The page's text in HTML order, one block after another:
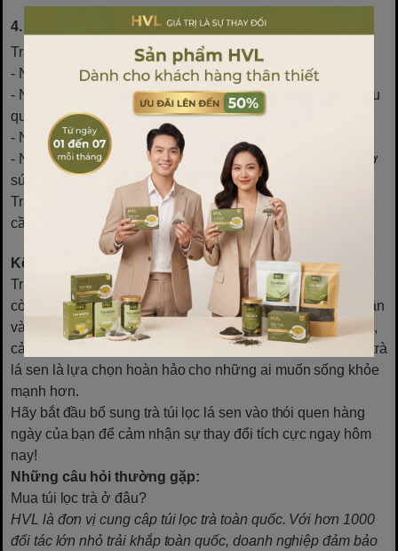
4. Tại sao Túi Lọc Lá Sen?
Trà túi lọc lá sen phù hợp với tất cả đối tượng, đặc biệt là:
- Những người muốn thanh lọc cơ thể giúp giảm Cân.
- Người đang tìm kiếm cách giảm cân nhanh chóng và hiệu
quả.
- Người có vấn đề rối loạn thần kinh hoặc lo âu.
- Những người có nồng độ cholesterol cao hoặc cần hỗ trợ
sức khoẻ tim mạch.
Trà túi lọc lá sen là một thức uống hoàn hảo cho những ai
cần duy trì sức khoẻ và cải thiện chất lượng cuộc sống.
Kết Luận
Trà túi lọc lá sen không chỉ là một thức uống giải khát mà
còn là một bí quyết tuyệt vời giúp thanh lọc cơ thể, giảm cân
và duy trì sức khỏe lâu dài. Với những lợi ích như giải độc,
cải thiện sức khỏe tim mạch, hỗ trợ giảm cân và thư giãn, trà
lá sen là lựa chọn hoàn hảo cho những ai muốn sống khỏe
mạnh hơn.
Hãy bắt đầu bổ sung trà túi lọc lá sen vào thói quen hàng
ngày của bạn để cảm nhận sự thay đổi tích cực ngay hôm
nay!
Những câu hỏi thường gặp:
Mua túi lọc trà ở đâu?
HVL là đơn vị cung câp túi lọc trà toàn quốc. Với hơn 1000
đối tác lớn nhỏ trải khắp toàn quốc, doanh nghiệp đảm bảo